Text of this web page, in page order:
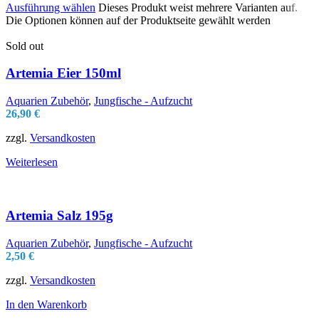
Ausführung wählen Dieses Produkt weist mehrere Varianten auf.
Die Optionen können auf der Produktseite gewählt werden
Sold out
Artemia Eier 150ml
Aquarien Zubehör, Jungfische - Aufzucht
26,90 €
zzgl. Versandkosten
Weiterlesen
Artemia Salz 195g
Aquarien Zubehör, Jungfische - Aufzucht
2,50 €
zzgl. Versandkosten
In den Warenkorb